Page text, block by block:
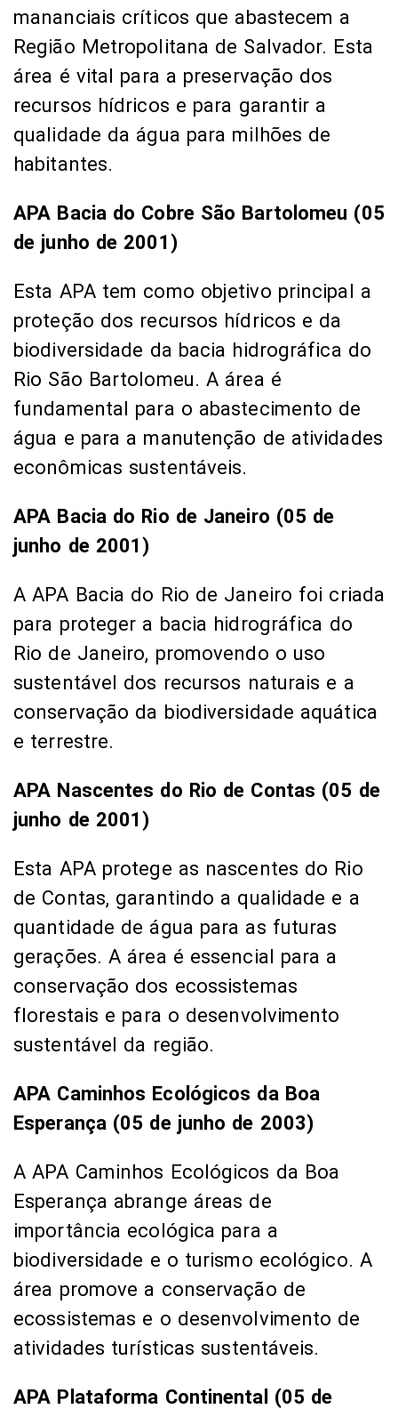
mananciais críticos que abastecem a
Região Metropolitana de Salvador. Esta
área é vital para a preservação dos
recursos hídricos e para garantir a
qualidade da água para milhões de
habitantes.
APA Bacia do Cobre São Bartolomeu (05
de junho de 2001)
Esta APA tem como objetivo principal a
proteção dos recursos hídricos e da
biodiversidade da bacia hidrográfica do
Rio São Bartolomeu. A área é
fundamental para o abastecimento de
água e para a manutenção de atividades
econômicas sustentáveis.
APA Bacia do Rio de Janeiro (05 de
junho de 2001)
A APA Bacia do Rio de Janeiro foi criada
para proteger a bacia hidrográfica do
Rio de Janeiro, promovendo o uso
sustentável dos recursos naturais e a
conservação da biodiversidade aquática
e terrestre.
APA Nascentes do Rio de Contas (05 de
junho de 2001)
Esta APA protege as nascentes do Rio
de Contas, garantindo a qualidade e a
quantidade de água para as futuras
gerações. A área é essencial para a
conservação dos ecossistemas
florestais e para o desenvolvimento
sustentável da região.
APA Caminhos Ecológicos da Boa
Esperança (05 de junho de 2003)
A APA Caminhos Ecológicos da Boa
Esperança abrange áreas de
importância ecológica para a
biodiversidade e o turismo ecológico. A
área promove a conservação de
ecossistemas e o desenvolvimento de
atividades turísticas sustentáveis.
APA Plataforma Continental (05 de